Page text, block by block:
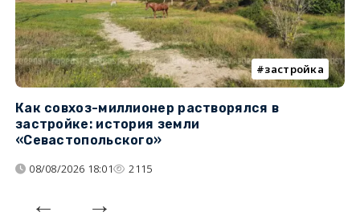
застройка
Как совхоз-миллионер растворялся в
застройке: история земли
«Севастопольского»
08/08/2026 18:01 2115